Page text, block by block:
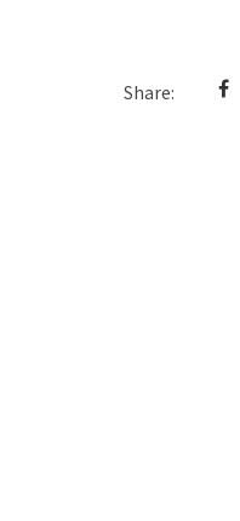
Share: